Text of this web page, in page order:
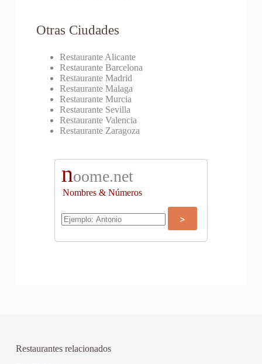
Otras Ciudades
Restaurante Alicante
Restaurante Barcelona
Restaurante Madrid
Restaurante Malaga
Restaurante Murcia
Restaurante Sevilla
Restaurante Valencia
Restaurante Zaragoza
noome.net
Nombres & Números
Restaurantes relacionados